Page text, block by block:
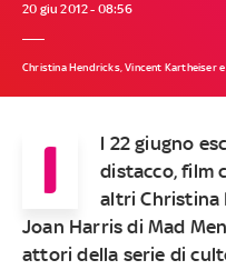
20 giu 2012 - 08:56
Christina Hendricks, Vincent Kartheiser e
I
l 22 giugno
distacco, film
altriChristina
Joan Harris di Mad
attori della serie di